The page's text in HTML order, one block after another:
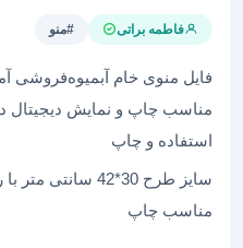
فاطمه براتی #منو
فایل منوی خام آبمیوه‌فروشی
مناسب چاپ و نمایش دیجیتال
استفاده و چاپ
مناسب چاپ